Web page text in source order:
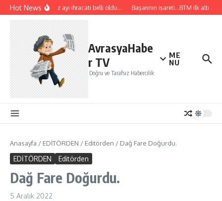
İçeriğe atla
Hot NewsTemmuz ayı ihracatı belli oldu… Başarının işareti…BTM ilk altı
AvrasyaHabe
r TV
Doğru ve Tarafsız Habercilik
ME
NU
Anasayfa / EDİTÖRDEN / Editörden / Dağ Fare Doğurdu.
EDİTÖRDEN Editörden
Dağ Fare Doğurdu.
5 Aralık 2022